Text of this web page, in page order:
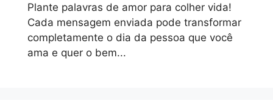
Plante palavras de amor para colher vida!
Cada mensagem enviada pode transformar
completamente o dia da pessoa que você
ama e quer o bem...